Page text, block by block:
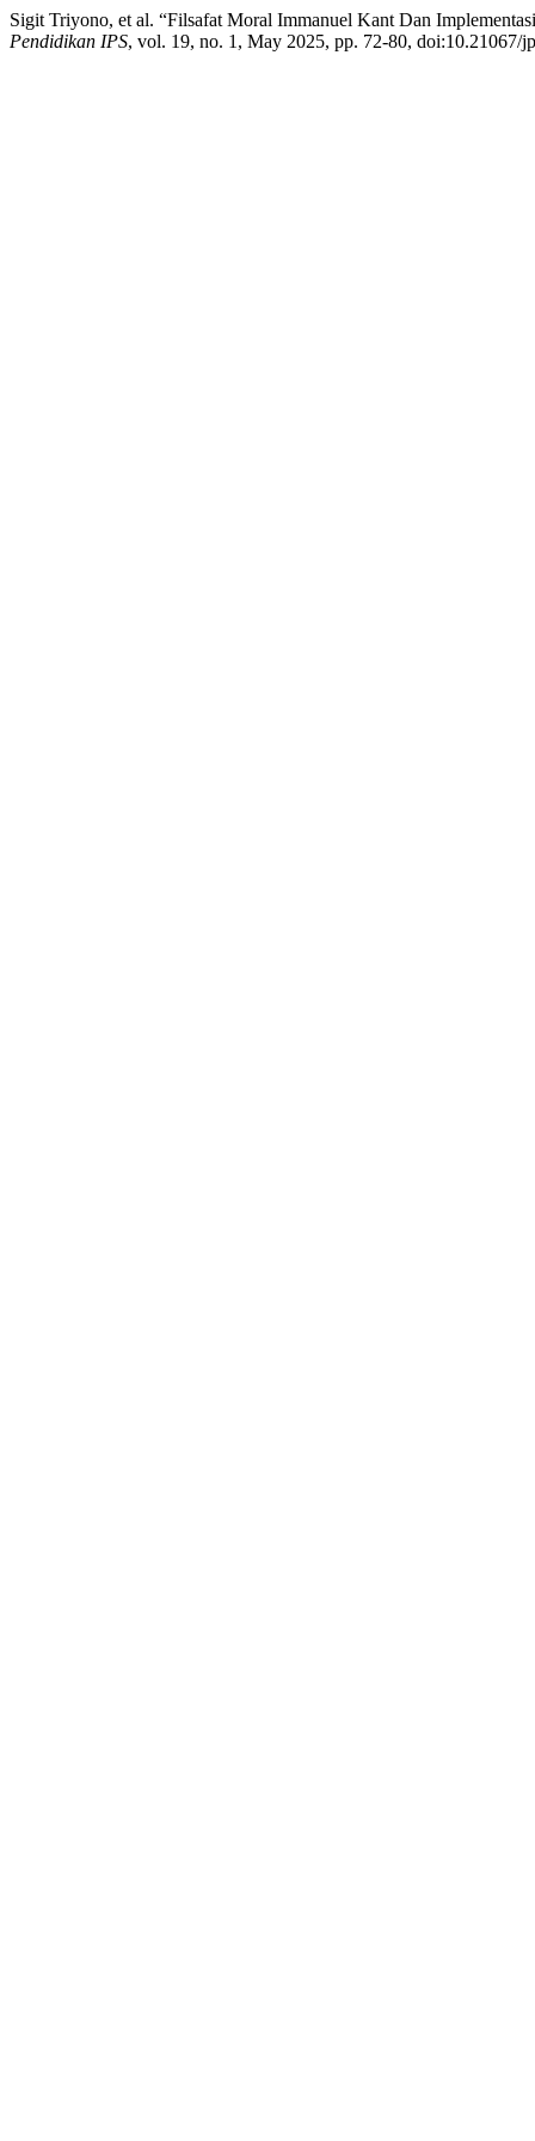
Sigit Triyono, et al. “Filsafat Moral Immanuel Kant Dan
Pendidikan IPS, vol. 19, no. 1, May 2025, pp. 72-80, doi:10.21067/